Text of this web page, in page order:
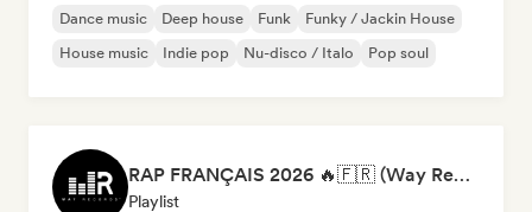
Dance music Deep house Funk
Funky / Jackin House
House music
Indie pop Nu-disco / Italo Pop soul
RAP FRANÇAIS 2026 🔥🇫🇷 (Way Records)
Playlist